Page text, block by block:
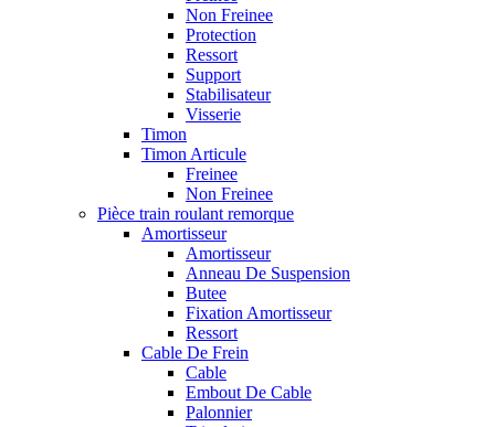
Non Freinee
Protection
Ressort
Support
Stabilisateur
Visserie
Timon
Timon Articule
Freinee
Non Freinee
Pièce train roulant remorque
Amortisseur
Amortisseur
Anneau De Suspension
Butee
Fixation Amortisseur
Ressort
Cable De Frein
Cable
Embout De Cable
Palonnier